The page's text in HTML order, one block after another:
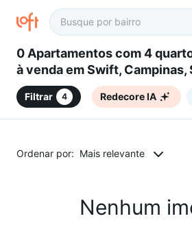
0 Apartamentos com 4
à venda em Swift, Campinas,
Filtrar 4 Redecore IA
Ordenar por: Mais relevante
Nenhum